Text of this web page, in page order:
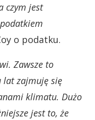
czym jest
o podatku.
Zawsze to
lat zajmuję się
klimatu. Dużo
jest to, że